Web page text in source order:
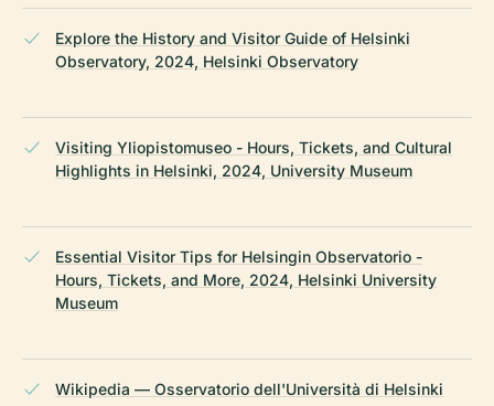
Explore the History and Visitor Guide of Helsinki
Observatory, 2024, Helsinki Observatory
Visiting Yliopistomuseo - Hours, Tickets, and Cultural
Highlights in Helsinki, 2024, University Museum
Essential Visitor Tips for Helsingin Observatorio -
Hours, Tickets, and More, 2024, Helsinki University
Museum
Wikipedia — Osservatorio dell'Università di Helsinki